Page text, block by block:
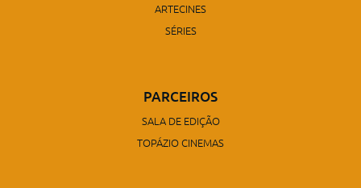
ARTECINES
SÉRIES
PARCEIROS
SALA DE EDIÇÃO
TOPÁZIO CINEMAS